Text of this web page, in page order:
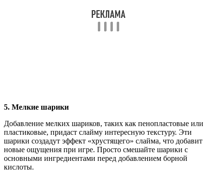
5. Мелкие шарики
Добавление мелких шариков, таких как пенопластовые или
пластиковые, придаст слайму интересную текстуру. Эти
шарики создадут эффект «хрустящего» слайма, что добавит
новые ощущения при игре. Просто смешайте шарики с
основными ингредиентами перед добавлением борной
кислоты.